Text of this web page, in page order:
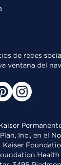
de redes
ventana del
Inc., en el
Kaiser
Health